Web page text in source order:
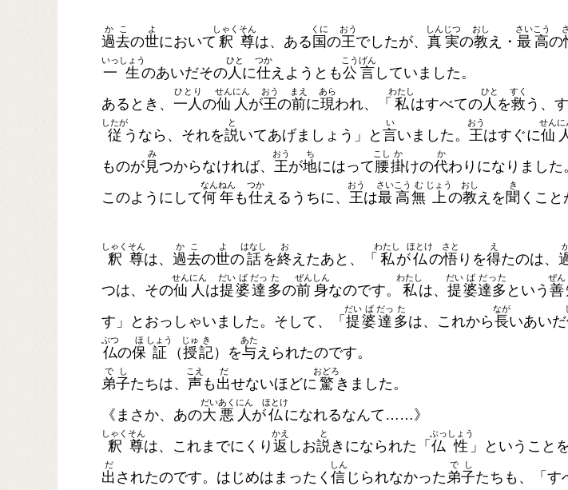
過
か
去
こ
の世
よ
において 釈
しゃく
尊
そん
は、ある 国
くに
の王
おう
でしたが、 真
しん
実
じつ
の教
おし
え・ 最
さい
高
こう
の
一
いっ
生
しょう
のあいだその人
ひと
に仕
つか
えようとも公
こう
言
げん
していました。
あるとき、 一人
ひとり
の仙
せん
人
にん
が王
おう
の前
まえ
に現
あら
われ、「 私
わたし
はすべての人
ひと
を救
すく
う、
従
したが
うなら、それを説
と
いてあげましょう」と 言
い
いました。 王
おう
はすぐに仙
せんに
ものが見
み
つからなければ、 王
おう
が地
ち
にはって腰
こし
掛
か
けの代
か
わりになりました
このようにして何
なん
年
ねん
も仕
つか
えるうちに、 王
おう
は最
さい
高
こう
無
む
上
じょう
の教
おし
えを 聞
き
くこと
釈
しゃく
尊
そん
は、 過
か
去
こ
の世
よ
の話
はなし
を終
お
えたあと、「 私
わたし
が仏
ほとけ
の悟
さと
りを得
え
たのは、
つは、その仙
せん
人
にん
は提
だい
婆
ば
達
だっ
多
た
の前
ぜん
身
しん
なのです。 私
わたし
は、 提
だい
婆
ば
達多
だった
という 善
ぜん
す」とおっしゃいました。そして、「 提
だい
婆
ば
達
だっ
多
た
は、これから長
なが
いあいだ
仏
ぶつ
の保
ほ
証
しょう
（授
じゅ
記
き
）を与
あた
えられたのです。
弟
で
子
し
たちは、 声
こえ
も出
だ
せないほどに 驚
おどろ
きました。
《まさか、あの大
だい
悪
あく
人
にん
が仏
ほとけ
になれるなんて……》
釈
しゃく
尊
そん
は、これまでにくり 返
かえ
しお説
と
きになられた「 仏
ぶっ
性
しょう
」ということを
出
だ
されたのです。はじめはまったく信
しん
じられなかった弟
で
子
し
たちも、「す